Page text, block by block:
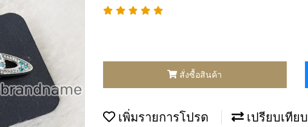
สั่งซื้อสินค้า
เพิ่มรายการโปรด เปรียบเทียบ